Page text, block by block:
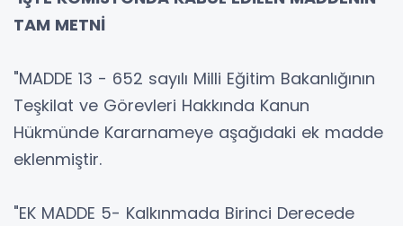
TAM METNİ
"MADDE 13 - 652 sayılı Milli Eğitim Bakanlığının
Teşkilat ve Görevleri Hakkında Kanun
Hükmünde Kararnameye aşağıdaki ek madde
eklenmiştir.
"EK MADDE 5- Kalkınmada Birinci Derecede